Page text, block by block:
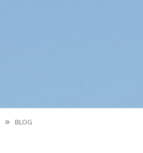
BLOG